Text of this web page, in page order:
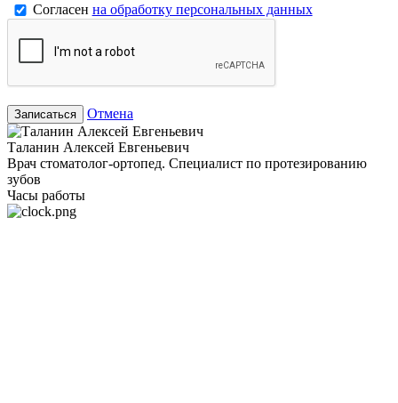
Согласен на обработку персональных данных
Записаться Отмена
Таланин Алексей Евгеньевич
Врач стоматолог-ортопед. Специалист по протезированию
зубов
Часы работы